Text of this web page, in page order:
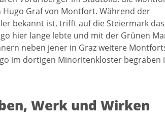
Hugo Graf von Montfort. Während der
bekannt ist, trifft auf die Steiermark
hier lange lebte und mit der Grünen
neben jener in Graz weitere
im dortigen Minoritenkloster begraben
Werk und Wirken